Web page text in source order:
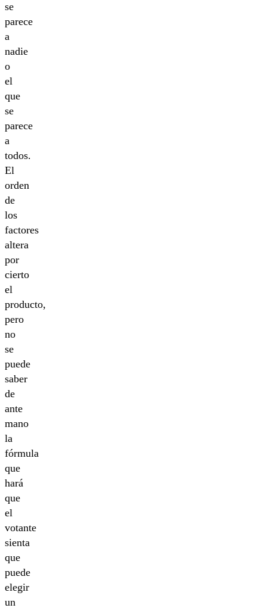
se
parece
a
nadie
o
el
que
se
parece
a
todos.
El
orden
de
los
factores
altera
por
cierto
el
producto,
pero
no
se
puede
saber
de
ante
mano
la
fórmula
que
hará
que
el
votante
sienta
que
puede
elegir
un